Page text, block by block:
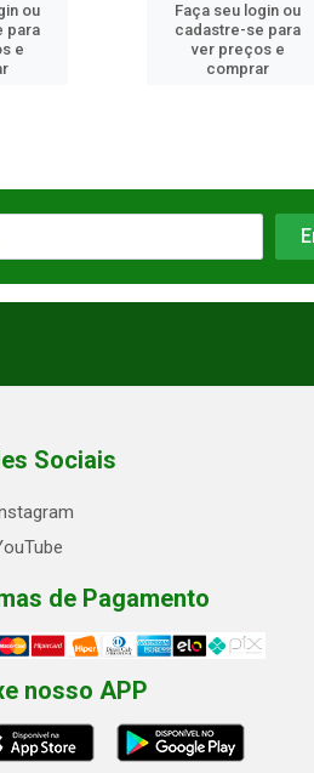
ou
para
e
Faça seu login ou
cadastre-se para
ver preços e
comprar
Sociais
de Pagamento
nosso APP